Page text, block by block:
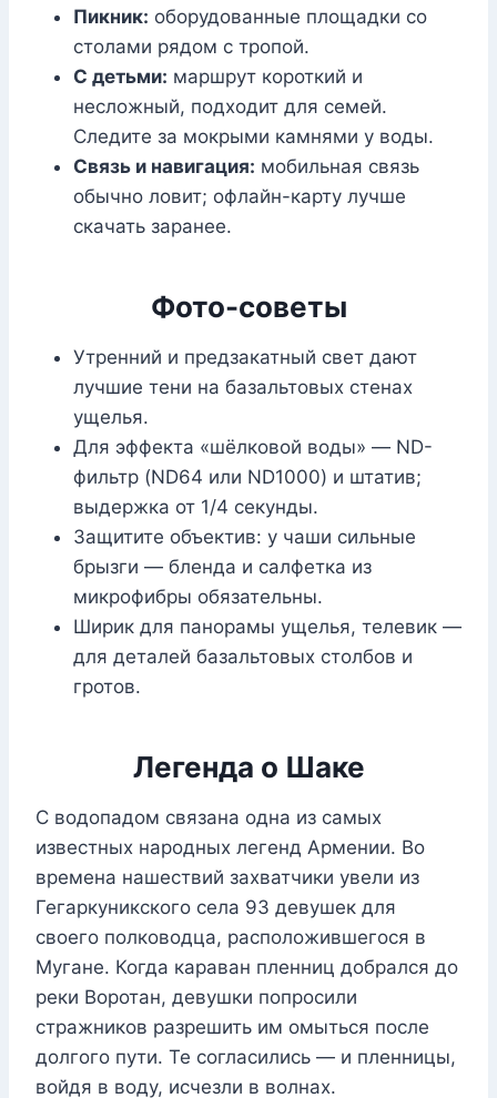
Пикник: оборудованные площадки со
столами рядом с тропой.
С детьми: маршрут короткий и
несложный, подходит для семей.
Следите за мокрыми камнями у воды.
Связь и навигация: мобильная связь
обычно ловит; офлайн-карту лучше
скачать заранее.
Фото-советы
Утренний и предзакатный свет дают
лучшие тени на базальтовых стенах
ущелья.
Для эффекта «шёлковой воды» — ND-
фильтр (ND64 или ND1000) и штатив;
выдержка от 1/4 секунды.
Защитите объектив: у чаши сильные
брызги — бленда и салфетка из
микрофибры обязательны.
Ширик для панорамы ущелья, телевик —
для деталей базальтовых столбов и
гротов.
Легенда о Шаке
С водопадом связана одна из самых
известных народных легенд Армении. Во
времена нашествий захватчики увели из
Гегаркуникского села 93 девушек для
своего полководца, расположившегося в
Мугане. Когда караван пленниц добрался до
реки Воротан, девушки попросили
стражников разрешить им омыться после
долгого пути. Те согласились — и пленницы,
войдя в воду, исчезли в волнах.